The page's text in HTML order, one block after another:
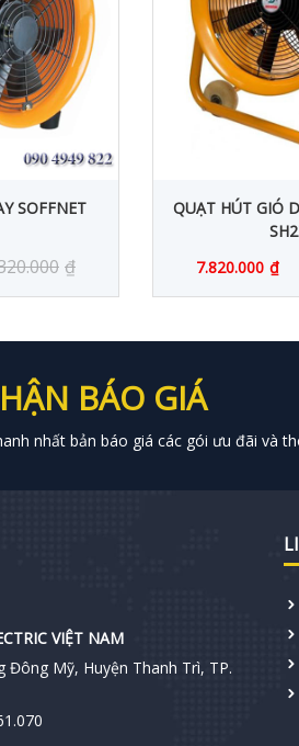
SOFFNET
₫
QUẠT HÚT GIÓ
7.820.000 ₫
BÁO GIÁ
nhất bản báo giá các gói ưu đãi và
VIỆT NAM
Đông Mỹ, Huyện Thanh Trì, TP.